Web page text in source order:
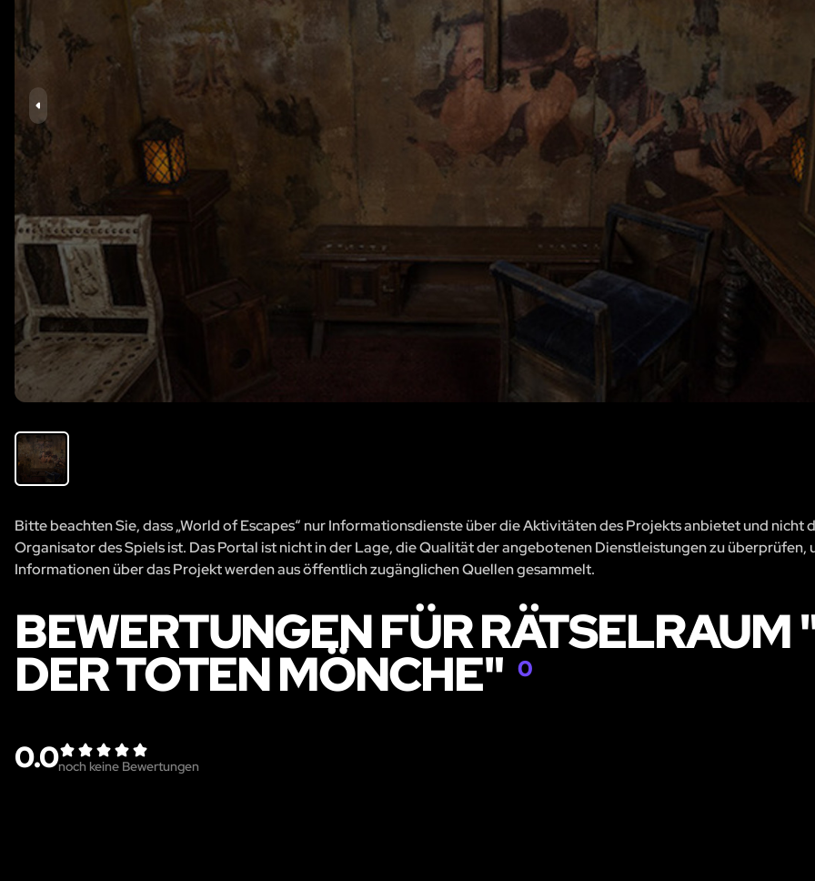
Bitte beachten Sie, dass „World of Escapes“ nur Informationsdienste über die Aktivitäten des Projekts anbietet und nicht
Organisator des Spiels ist. Das Portal ist nicht in der Lage, die Qualität der angebotenen Dienstleistungen zu überprüfen,
Informationen über das Projekt werden aus öffentlich zugänglichen Quellen gesammelt.
BEWERTUNGEN FÜR RÄTSELRAUM
DER TOTEN MÖNCHE"0
0.0noch keine Bewertungen